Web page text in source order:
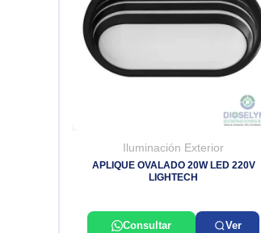
Iluminación Exterior
APLIQUE OVALADO 20W LED 220V
LIGHTECH
Consultar Ver